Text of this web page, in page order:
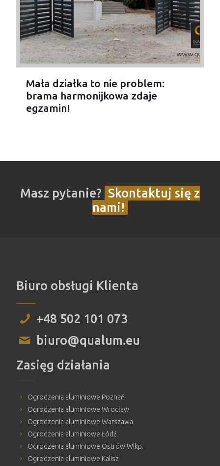
Mała działka to nie problem:
brama harmonijkowa zdaje
egzamin!
Masz pytanie? Skontaktuj się z
nami!
Biuro obsługi Klienta
+48 502 101 073
biuro@qualum.eu
Zasięg działania
Ogrodzenia aluminiowe Poznań
Ogrodzenia aluminiowe Wrocław
Ogrodzenia aluminiowe Warszawa
Ogrodzenia aluminiowe Łódź
Ogrodzenia aluminiowe Ostrów Wlkp.
Ogrodzenia aluminiowe Kalisz